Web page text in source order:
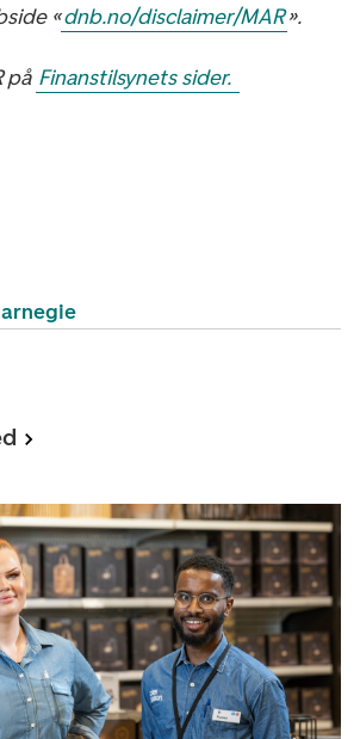
«dnb.no/disclaimer/MAR».
på Finanstilsynets sider.